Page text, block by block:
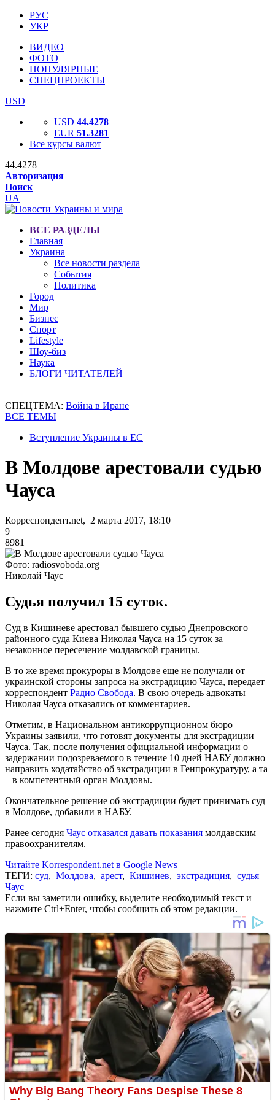
РУС
УКР
ВИДЕО
ФОТО
ПОПУЛЯРНЫЕ
СПЕЦПРОЕКТЫ
USD
USD 44.4278
EUR 51.3281
Все курсы валют
44.4278
Авторизация
Поиск
UA
ВСЕ РАЗДЕЛЫ
Главная
Украина
Все новости раздела
События
Политика
Город
Мир
Бизнес
Спорт
Lifestyle
Шоу-биз
Наука
БЛОГИ ЧИТАТЕЛЕЙ
СПЕЦТЕМА: Война в Иране
ВСЕ ТЕМЫ
Вступление Украины в ЕС
В Молдове арестовали судью
Чауса
Корреспондент.net, 2 марта 2017, 18:10
9
8981
Фото: radiosvoboda.org
Николай Чаус
Судья получил 15 суток.
Суд в Кишиневе арестовал бывшего судью Днепровского
районного суда Киева Николая Чауса на 15 суток за
незаконное пересечение молдавской границы.
В то же время прокуроры в Молдове еще не получали от
украинской стороны запроса на экстрадицию Чауса, передает
корреспондент Радио Свобода. В свою очередь адвокаты
Николая Чауса отказались от комментариев.
Отметим, в Национальном антикоррупционном бюро
Украины заявили, что готовят документы для экстрадиции
Чауса. Так, после получения официальной информации о
задержании подозреваемого в течение 10 дней НАБУ должно
направить ходатайство об экстрадиции в Генпрокуратуру, а та
– в компетентный орган Молдовы.
Окончательное решение об экстрадиции будет принимать суд
в Молдове, добавили в НАБУ.
Ранее сегодня Чаус отказался давать показания молдавским
правоохранителям.
Читайте Korrespondent.net в Google News
ТЕГИ: суд, Молдова, арест, Кишинев, экстрадиция, судья
Чаус
Если вы заметили ошибку, выделите необходимый текст и
нажмите Ctrl+Enter, чтобы сообщить об этом редакции.